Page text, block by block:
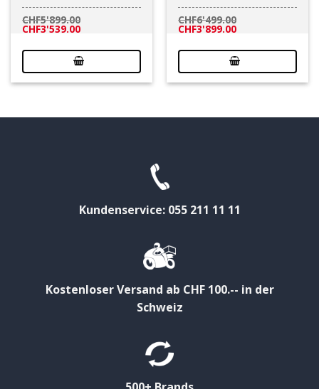
CHF5'899.00
Ursprünglicher
Preis
war:
CHF5'899.00
CHF3'539.00Aktueller
ist:
CHF3'539.00.
CHF6'499.00
Ursprünglicher
Preis
war:
CHF6'499.00
CHF3'899.00Aktueller
ist:
CHF3'899.00.
Kundenservice: 055 211 11 11
Kostenloser Versand ab CHF 100.-- in der
Schweiz